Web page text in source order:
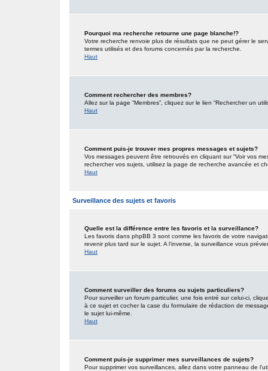
Pourquoi ma recherche retourne une page blanche!?
Votre recherche renvoie plus de résultats que ne peut gérer le
termes utilisés et des forums concernés par la recherche.
Haut
Comment rechercher des membres?
Allez sur la page “Membres”, cliquez sur le lien “Rechercher un
Haut
Comment puis-je trouver mes propres messages et sujets?
Vos messages peuvent être retrouvés en cliquant sur “Voir vos
rechercher vos sujets, utilisez la page de recherche avancée et
Haut
Surveillance des sujets et favoris
Quelle est la différence entre les favoris et la surveillance?
Les favoris dans phpBB 3 sont comme les favoris de votre
revenir plus tard sur le sujet. A l’inverse, la surveillance vous
Haut
Comment surveiller des forums ou sujets particuliers?
Pour surveiller un forum particulier, une fois entré sur celui-ci,
à ce sujet et cocher la case du formulaire de rédaction de
le sujet lui-même.
Haut
Comment puis-je supprimer mes surveillances de sujets?
Pour supprimer vos surveillances, allez dans votre panneau de